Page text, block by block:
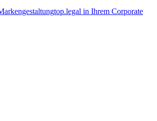
top.legal in Ihrem Corporate